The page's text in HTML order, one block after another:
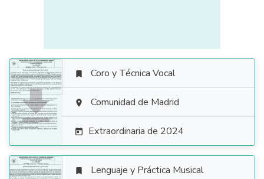

 Coro y Técnica Vocal
 Comunidad de Madrid
 Extraordinaria de 2024
 Lenguaje y Práctica Musical